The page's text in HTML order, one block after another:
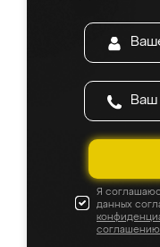
Я
данных
соглашению